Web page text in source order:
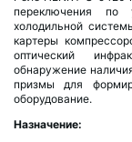
переключения по
холодильной
картеры
оптический
обнаружение
призмы для
оборудование.
Назначение: